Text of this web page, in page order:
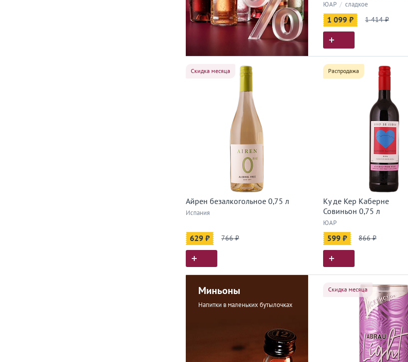
ЮАР / сладкое
1 099 ₽ 1 414 ₽
Скидка месяца
Айрен безалкогольное 0,75 л
Испания
629 ₽ 766 ₽
Распродажа
Ку де Кер Каберне
Совиньон 0,75 л
ЮАР
599 ₽ 866 ₽
Миньоны
Напитки в маленьких бутылочках
Скидка месяца